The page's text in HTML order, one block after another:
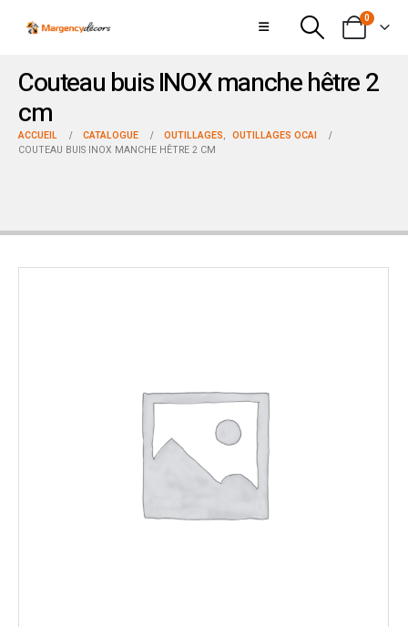
0
Couteau buis INOX manche hêtre 2
cm
ACCUEIL CATALOGUE OUTILLAGES, OUTILLAGES OCAI
COUTEAU BUIS INOX MANCHE HÊTRE 2 CM